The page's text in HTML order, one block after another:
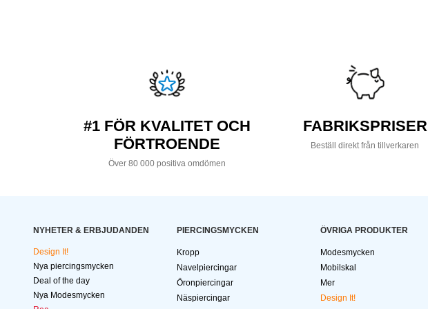
#1 FÖR KVALITET OCH
FÖRTROENDE
Över 80 000 positiva omdömen
FABRIKSPRISER
Beställ direkt från tillverkaren
NYHETER & ERBJUDANDEN
Design It!
Nya piercingsmycken
Deal of the day
Nya Modesmycken
PIERCINGSMYCKEN
Kropp
Navelpiercingar
Öronpiercingar
Näspiercingar
ÖVRIGA PRODUKTER
Modesmycken
Mobilskal
Mer
Design It!